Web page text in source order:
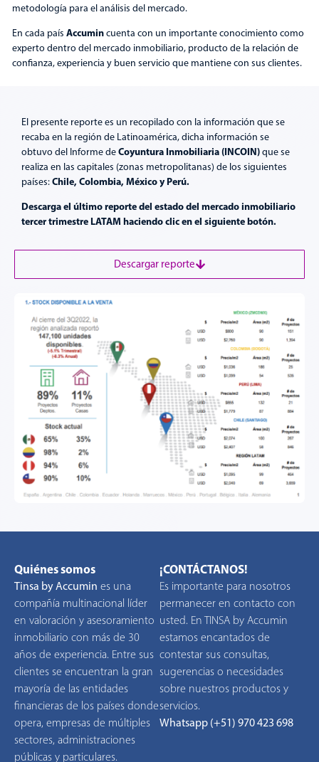
metodología para el análisis del mercado.
En cada país Accumincuenta con un importante conocimiento como
experto dentro del mercado inmobiliario, producto de la relación de
confianza, experiencia y buen servicio que mantiene con sus clientes.
El presente reporte es un recopilado con la información que se
recaba en la región de Latinoamérica, dicha información se
obtuvo del Informe deCoyuntura Inmobiliaria (INCOIN)que se
realiza en las capitales (zonas metropolitanas) de los siguientes
países:Chile, Colombia, México y Perú.
Descarga el último reporte del estado del mercado inmobiliario
tercer trimestre LATAM haciendo clic en el siguiente botón.
Descargar reporte
Quiénes somos
Tinsa by Accumin es una
compañía multinacional líder
en valoración y asesoramiento
inmobiliario con más de 30
años de experiencia. Entre sus
clientes se encuentran la gran
mayoría de las entidades
financieras de los países donde
opera, empresas de múltiples
sectores, administraciones
públicas y particulares.
¡CONTÁCTANOS!
Es importante para nosotros
permanecer en contacto con
usted. En TINSA by Accumin
estamos encantados de
contestar sus consultas,
sugerencias o necesidades
sobre nuestros productos y
servicios.
Whatsapp (+51) 970 423 698